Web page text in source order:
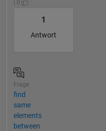
| 0
1
Antwort
Frage
find
same
elements
between